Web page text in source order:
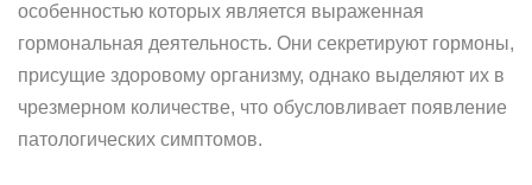
особенностью которых является выраженная
гормональная деятельность. Они секретируют гормоны,
присущие здоровому организму, однако выделяют их в
чрезмерном количестве, что обусловливает появление
патологических симптомов.